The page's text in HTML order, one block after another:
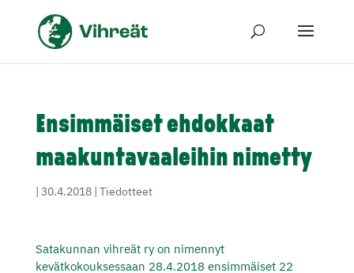
Ensimmäiset ehdokkaat
maakuntavaaleihin nimetty
| 30.4.2018| Tiedotteet
Satakunnan vihreät ry on nimennyt
kevätkokouksessaan 28.4.2018 ensimmäiset 22